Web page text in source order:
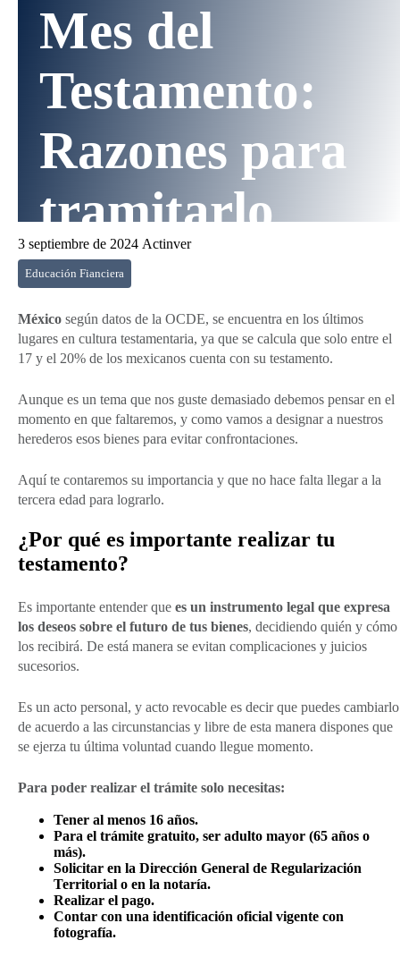
Mes del
Testamento:
Razones para
tramitarlo
3 septiembre de 2024 Actinver
Educación Fianciera
México según datos de la OCDE, se encuentra en los últimos
lugares en cultura testamentaria, ya que se calcula que solo entre el
17 y el 20% de los mexicanos cuenta con su testamento.
Aunque es un tema que nos guste demasiado debemos pensar en el
momento en que faltaremos, y como vamos a designar a nuestros
herederos esos bienes para evitar confrontaciones.
Aquí te contaremos su importancia y que no hace falta llegar a la
tercera edad para lograrlo.
¿Por qué es importante realizar tu
testamento?
Es importante entender que es un instrumento legal que expresa
los deseos sobre el futuro de tus bienes, decidiendo quién y cómo
los recibirá. De está manera se evitan complicaciones y juicios
sucesorios.
Es un acto personal, y acto revocable es decir que puedes cambiarlo
de acuerdo a las circunstancias y libre de esta manera dispones que
se ejerza tu última voluntad cuando llegue momento.
Para poder realizar el trámite solo necesitas:
Tener al menos 16 años.
Para el trámite gratuito, ser adulto mayor (65 años o
más).
Solicitar en la Dirección General de Regularización
Territorial o en la notaría.
Realizar el pago.
Contar con una identificación oficial vigente con
fotografía.